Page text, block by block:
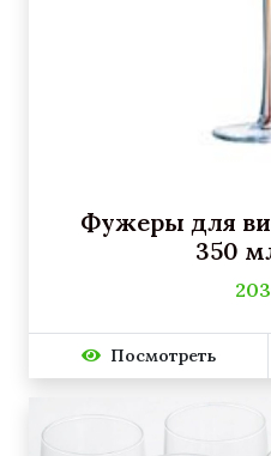
Фужеры для
350
Посмотреть